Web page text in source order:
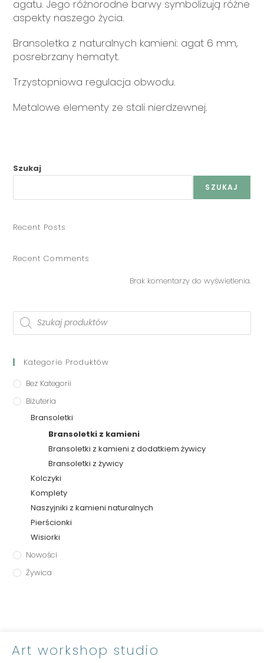
agatu. Jego różnorodne barwy symbolizują różne
aspekty naszego życia.
Bransoletka z naturalnych kamieni: agat 6 mm,
posrebrzany hematyt.
Trzystopniowa regulacja obwodu.
Metalowe elementy ze stali nierdzewnej.
Szukaj
SZUKAJ
Recent Posts
Recent Comments
Brak komentarzy do wyświetlenia.
Kategorie Produktów
Bez Kategorii
Biżuteria
Bransoletki
Bransoletki z kamieni
Bransoletki z kamieni z dodatkiem żywicy
Bransoletki z żywicy
Kolczyki
Komplety
Naszyjniki z kamieni naturalnych
Pierścionki
Wisiorki
Nowości
Żywica
Art workshop studio